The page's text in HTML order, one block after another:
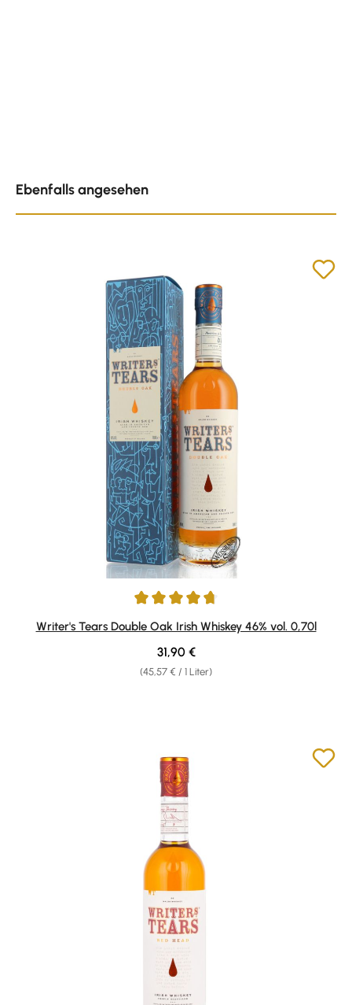
Ebenfalls angesehen
Durchschnittliche Bewertung von 4.69 von 5 Sternen
Writer's Tears Double Oak Irish Whiskey 46% vol. 0,70l
(45,57 € / 1 Liter)
Regulärer Preis:
31,90 €